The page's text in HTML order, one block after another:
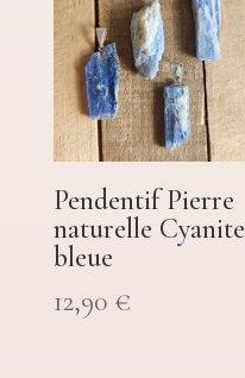
Pendentif Pierre
naturelle Cyanite
bleue
12,90 €